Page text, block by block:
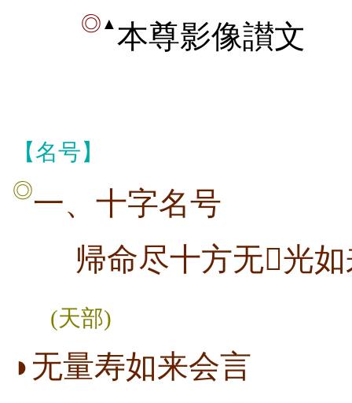
◎ ▲ 本尊影像讃文
【名号】
◎一、十字名号
帰命尽十方无光如
(天部)
◗无量寿如来会言